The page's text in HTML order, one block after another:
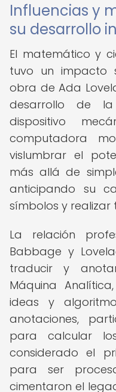
Influencias y
su desarrollo
El matemático y
tuvo un impacto
obra de Ada
desarrollo de
dispositivo
computadora
vislumbrar el
más allá de
anticipando su
símbolos y realizar
La relación
Babbage y
traducir y
Máquina
ideas y
anotaciones,
para calcular
considerado el
para ser
cimentaron el